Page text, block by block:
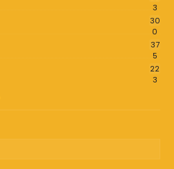
3
30
0
37
5
22
3